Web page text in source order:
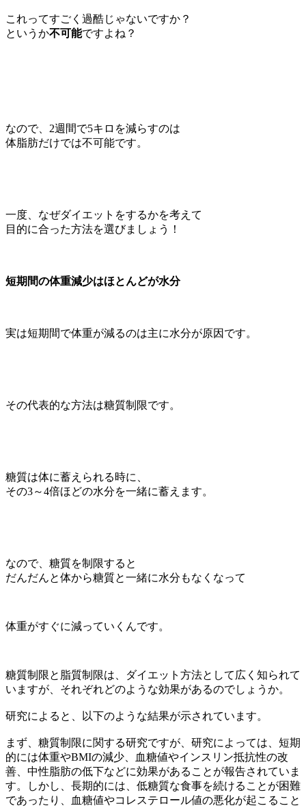
これってすごく過酷じゃないですか？
というか不可能ですよね？
なので、2週間で5キロを減らすのは
体脂肪だけでは不可能です。
一度、なぜダイエットをするかを考えて
目的に合った方法を選びましょう！
短期間の体重減少はほとんどが水分
実は短期間で体重が減るのは主に水分が原因です。
その代表的な方法は糖質制限です。
糖質は体に蓄えられる時に、
その3～4倍ほどの水分を一緒に蓄えます。
なので、糖質を制限すると
だんだんと体から糖質と一緒に水分もなくなって
体重がすぐに減っていくんです。
糖質制限と脂質制限は、ダイエット方法として広く知られて
いますが、それぞれどのような効果があるのでしょうか。
研究によると、以下のような結果が示されています。
まず、糖質制限に関する研究ですが、研究によっては、短期
的には体重やBMIの減少、血糖値やインスリン抵抗性の改
善、中性脂肪の低下などに効果があることが報告されていま
す。しかし、長期的には、低糖質な食事を続けることが困難
であったり、血糖値やコレステロール値の悪化が起こること